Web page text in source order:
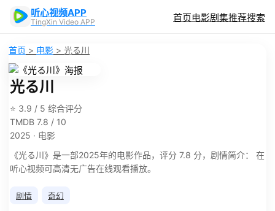
听心视频APP
TingXin Video APP 首页电影剧集推荐搜索
首页 > 电影 > 光る川
光る川
⭐ 3.9 / 5 综合评分
TMDB 7.8 / 10
2025 · 电影
《光る川》是一部2025年的电影作品，评分 7.8 分，剧情简介： 在
听心视频可高清无广告在线观看播放。
剧情 奇幻